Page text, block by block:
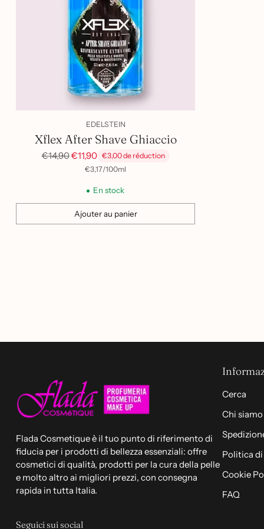
EDELSTEIN
Xflex After Shave Ghiaccio
Prix
€14,90€11,90 €3,00 de réduction
Prix
€3,17/
par 100ml
En stock
Ajouter au panier
Quantité
Flada Cosmetique è il tuo punto di riferimento di
fiducia per i prodotti di bellezza essenziali: offre
cosmetici di qualità, prodotti per la cura della pelle
e molto altro ai migliori prezzi, con consegna
rapida in tutta Italia.
Seguici sui social
Cerca
Chi siamo
Politica
Cookie
FAQ